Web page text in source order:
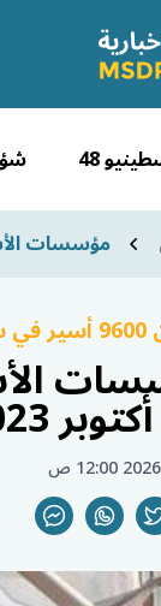
48
مؤسسات الأسرى:
2023